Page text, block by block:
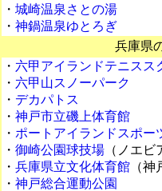
・ 城崎温泉さとの湯
・ 神鍋温泉ゆとろぎ
兵庫県
・ 六甲アイランドテニスス
・ 六甲山スノーパーク
・ デカパトス
・ 神戸市立磯上体育館
・ ポートアイランドスポー
・ 御崎公園球技場 （ノエビ
・ 兵庫県立文化体育館 （
・ 神戸総合運動公園